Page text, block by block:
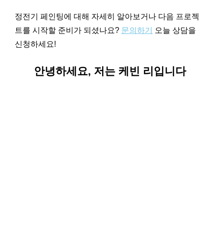
정전기 페인팅에 대해 자세히 알아보거나 다음 프로젝
트를 시작할 준비가 되셨나요? 문의하기
오늘 상담을
신청하세요!
안녕하세요, 저는 케빈 리입니다